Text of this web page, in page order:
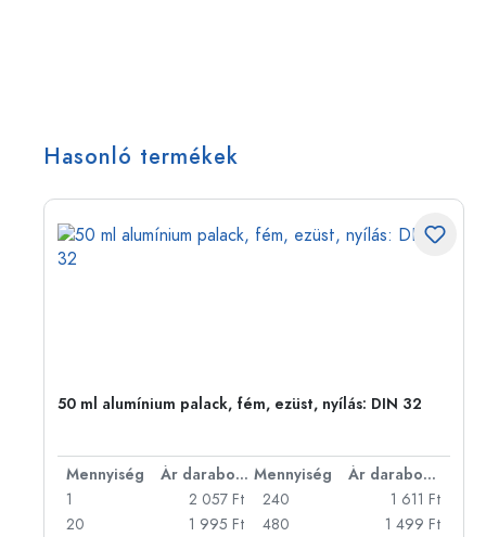
Hasonló termékek
50 ml alumínium palack, fém, ezüst, nyílás: DIN 32
Mennyiség Ár darabonként Mennyiség
Ár darabonként
1
2 057 Ft
20
1 995 Ft
240
1 611 Ft
480
1 499 Ft